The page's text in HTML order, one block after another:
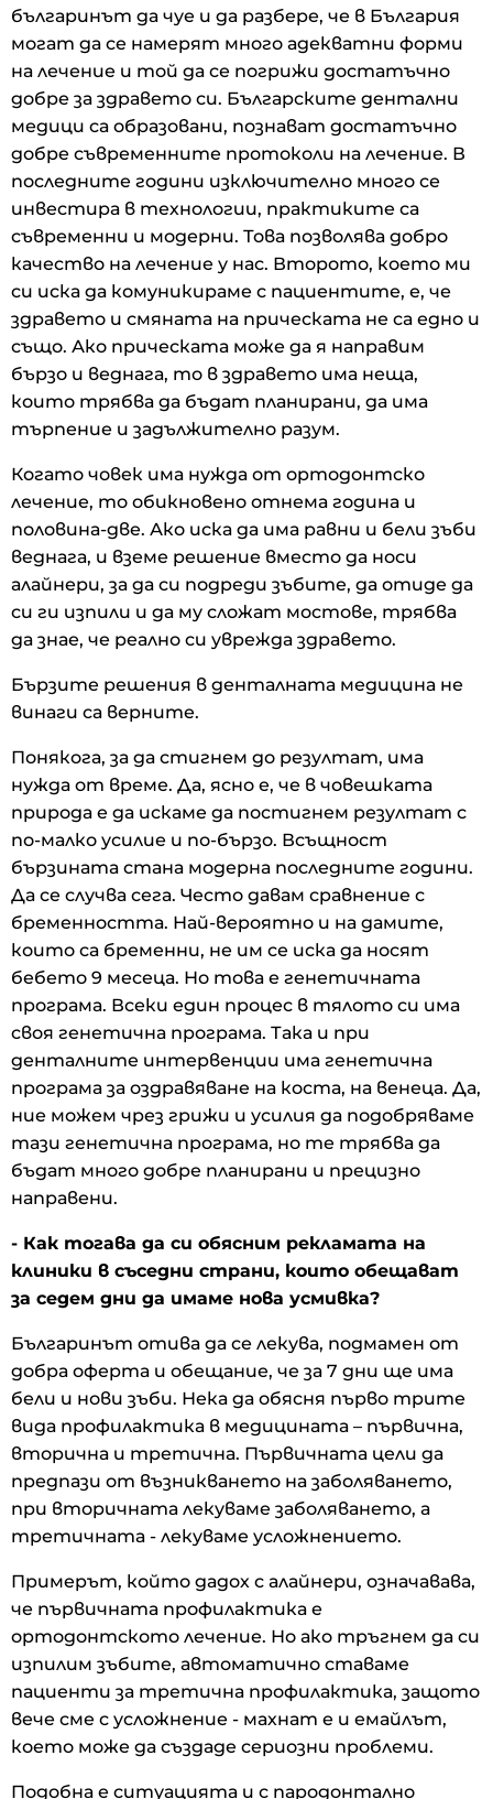
българинът да чуе и да разбере, че в България
могат да се намерят много адекватни форми
на лечение и той да се погрижи достатъчно
добре за здравето си. Българските дентални
медици са образовани, познават достатъчно
добре съвременните протоколи на лечение. В
последните години изключително много се
инвестира в технологии, практиките са
съвременни и модерни. Това позволява добро
качество на лечение у нас. Второто, което ми
си иска да комуникираме с пациентите, е, че
здравето и смяната на прическата не са едно и
също. Ако прическата може да я направим
бързо и веднага, то в здравето има неща,
които трябва да бъдат планирани, да има
търпение и задължително разум.
Когато човек има нужда от ортодонтско
лечение, то обикновено отнема година и
половина-две. Ако иска да има равни и бели зъби
веднага, и вземе решение вместо да носи
алайнери, за да си подреди зъбите, да отиде да
си ги изпили и да му сложат мостове, трябва
да знае, че реално си уврежда здравето.
Бързите решения в денталната медицина не
винаги са верните.
Понякога, за да стигнем до резултат, има
нужда от време. Да, ясно е, че в човешката
природа е да искаме да постигнем резултат с
по-малко усилие и по-бързо. Всъщност
бързината стана модерна последните години.
Да се случва сега. Често давам сравнение с
бременността. Най-вероятно и на дамите,
които са бременни, не им се иска да носят
бебето 9 месеца. Но това е генетичната
програма. Всеки един процес в тялото си има
своя генетична програма. Така и при
денталните интервенции има генетична
програма за оздравяване на коста, на венеца. Да,
ние можем чрез грижи и усилия да подобряваме
тази генетична програма, но те трябва да
бъдат много добре планирани и прецизно
направени.
- Как тогава да си обясним рекламата на
клиники в съседни страни, които обещават
за седем дни да имаме нова усмивка?
Българинът отива да се лекува, подмамен от
добра оферта и обещание, че за 7 дни ще има
бели и нови зъби. Нека да обясня първо трите
вида профилактика в медицината – първична,
вторична и третична. Първичната цели да
предпази от възникването на заболяването,
при вторичната лекуваме заболяването, а
третичната - лекуваме усложнението.
Примерът, който дадох с алайнери, означавава,
че първичната профилактика е
ортодонтското лечение. Но ако тръгнем да си
изпилим зъбите, автоматично ставаме
пациенти за третична профилактика, защото
вече сме с усложнение - махнат е и емайлът,
което може да създаде сериозни проблеми.
Подобна е ситуацията и с пародонтално